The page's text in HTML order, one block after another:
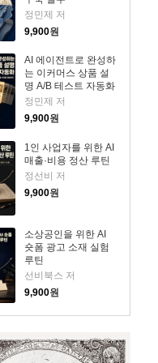
정민제 저
9,900원
AI 에이전트로 완성하
는 이커머스 상품 설
명 A/B 테스트 자동화
정민제 저
9,900원
1인 사업자를 위한 AI
매출·비용 정산 루틴
정선비 저
9,900원
소상공인을 위한 AI
숏폼 광고 소재 실험
루틴
선비북스 저
9,900원